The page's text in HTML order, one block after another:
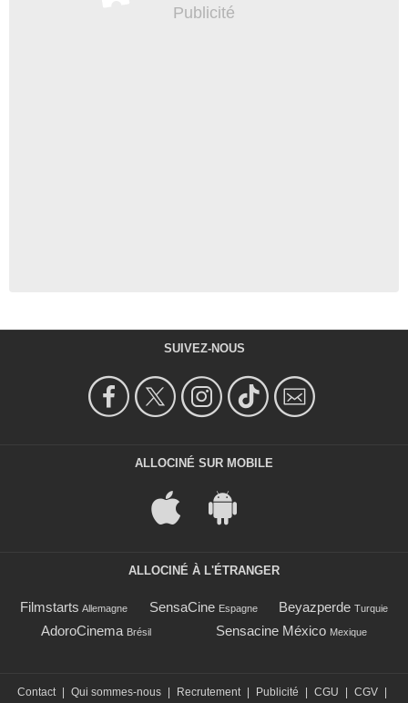
SUIVEZ-NOUS
ALLOCINÉ SUR MOBILE
ALLOCINÉ À L'ÉTRANGER
Filmstarts Allemagne SensaCine Espagne Beyazperde Turquie
AdoroCinema Brésil Sensacine México Mexique
Contact | Qui sommes-nous | Recrutement | Publicité | CGU | CGV |